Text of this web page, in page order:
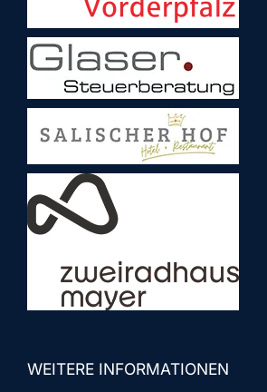
WEITERE INFORMATIONEN